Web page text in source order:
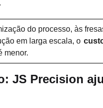
do processo, às
em larga escala, o
menor.
JS Precision